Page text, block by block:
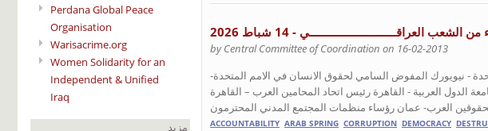
Perdana Global Peace
Organisation
Warisacrime.org
Women Solidarity for an
Independent & Unified
Iraq
من الشعب العراقـــــــــــــــــــــــــــي - 14 شباط 2026
by Central Committee of Coordination on 16-02-2013
- نيويورك المفوض السامي لحقوق الانسان في الامم المتحدة-
الدول العربية - القاهرة رئيس اتحاد المحامين العرب – القاهرة
العرب- عمان رؤساء منظمات المجتمع المدني المحترمون
ACCOUNTABILITY ARAB SPRING CORRUPTION DEMOCRACY